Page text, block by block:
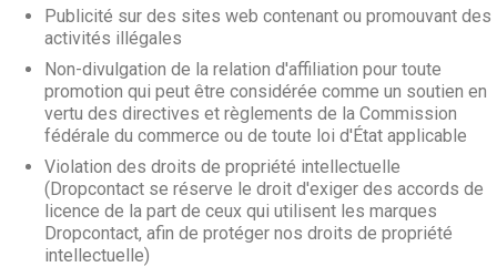
Publicité sur des sites web contenant ou promouvant des
activités illégales
Non-divulgation de la relation d'affiliation pour toute
promotion qui peut être considérée comme un soutien en
vertu des directives et règlements de la Commission
fédérale du commerce ou de toute loi d'État applicable
Violation des droits de propriété intellectuelle
(Dropcontact se réserve le droit d'exiger des accords de
licence de la part de ceux qui utilisent les marques
Dropcontact, afin de protéger nos droits de propriété
intellectuelle)